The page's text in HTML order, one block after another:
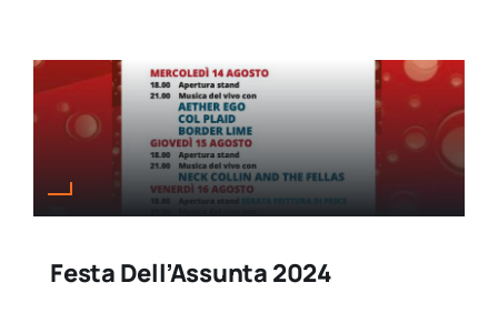
Festa Dell’Assunta 2024